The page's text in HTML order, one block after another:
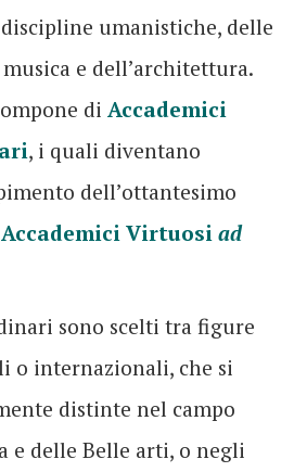
umanistiche, delle
e dell’architettura.
di Accademici
, i quali diventano
dell’ottantesimo
Accademici Virtuosi ad
sono scelti tra figure
o internazionali, che si
distinte nel campo
e delle Belle arti, o negli